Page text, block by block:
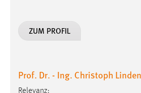
ZUM PROFIL
Prof. Dr. - Ing. Christoph
Relevanz: